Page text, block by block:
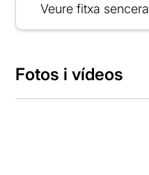
Veure fitxa sencera
Fotos i vídeos